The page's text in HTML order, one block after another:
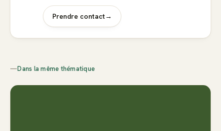
Prendre contact→
—Dans la même thématique